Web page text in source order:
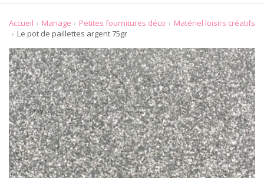
Accueil Mariage Petites fournitures déco
Matériel loisirs créatifs
Le pot de paillettes argent 75gr